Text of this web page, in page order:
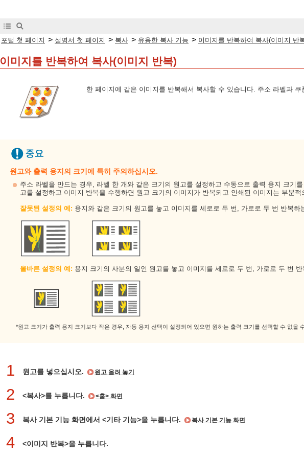
포털 첫 페이지 > 설명서 첫 페이지 > 복사 > 유용한 복사 기능 > 이미지를 반복하여 복사(이미지 반
이미지를 반복하여 복사(이미지 반복)
한 페이지에 같은 이미지를 반복해서 복사할 수 있습니다. 주소 라벨과
원고와 출력 용지의 크기에 특히 주의하십시오.
주소 라벨을 만드는 경우, 라벨 한 개와 같은 크기의 원고를 설정하고 수동으로 출력 용지 크기
고를 설정하고 이미지 반복을 수행하면 원고 크기의 이미지가 반복되고 인쇄된 이미지는 부분
잘못된 설정의 예: 용지와 같은 크기의 원고를 놓고 이미지를 세로로 두 번, 가로로 두 번 반복하
올바른 설정의 예: 용지 크기의 사분의 일인 원고를 놓고 이미지를 세로로 두 번, 가로로 두 번 반
*원고 크기가 출력 용지 크기보다 작은 경우, 자동 용지 선택이 설정되어 있으면 원하는 출력 크기를 선택할 수 없을
1 원고를 넣으십시오. 원고 올려 놓기
2 <복사>를 누릅니다. <홈> 화면
3 복사 기본 기능 화면에서 <기타 기능>을 누릅니다. 복사 기본 기능 화면
4 <이미지 반복>을 누릅니다.